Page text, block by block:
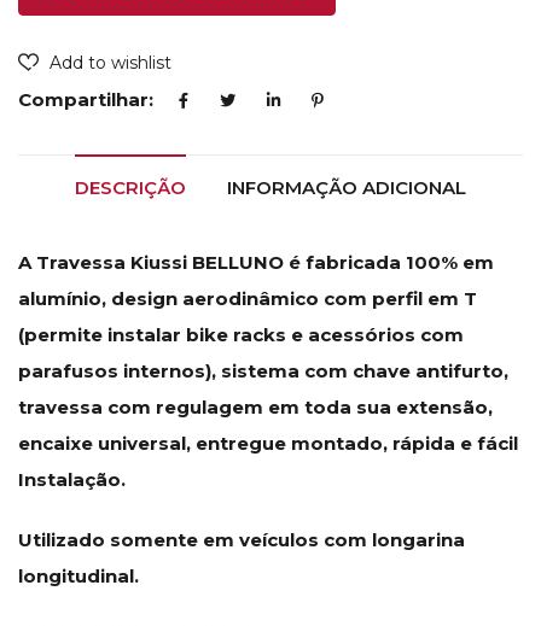
Add to wishlist
Compartilhar:
DESCRIÇÃO INFORMAÇÃO ADICIONAL
A Travessa Kiussi BELLUNO é fabricada 100% em
alumínio, design aerodinâmico com perfil em T
(permite instalar bike racks e acessórios com
parafusos internos), sistema com chave antifurto,
travessa com regulagem em toda sua extensão,
encaixe universal, entregue montado, rápida e fácil
Instalação.
Utilizado somente em veículos com longarina
longitudinal.